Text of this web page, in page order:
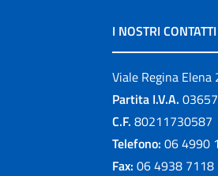
I NOSTRI CONTATTI
Viale Regina
Partita I.V.A.
C.F. 80211730587
Telefono: 06 4990 1
Fax: 06 4938 7118